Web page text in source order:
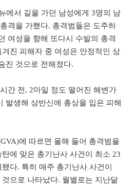
에서 길을 가던 남성에게 3명의 남
격을 가했다. 총격범들은 도주하
여성을 향해 또다시 수발의 총격
겨진 피해자 중 여성은 안정적인 상
진 것으로 전해졌다.
간 전, 2마일 정도 떨어진 해변가
발생해 상반신에 총상을 입은 피해
에 따르면 올해 들어 총격범을
에 맞은 총기난사 사건이 최소 23
다. 특히 매주 총기난사 사건이
으로 나타났다. 월별로는 지난달